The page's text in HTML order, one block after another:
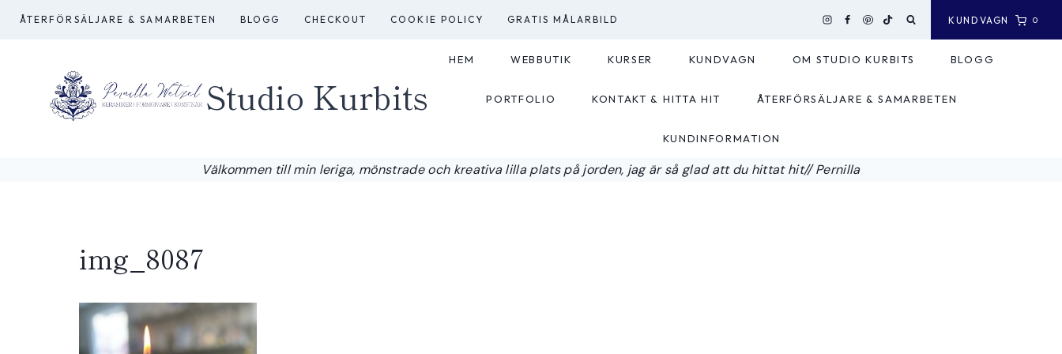
Skip
ÅTERFÖRSÄLJARE & SAMARBETEN BLOGG CHECKOUT COOKIE POLICY GRATIS MÅLARBILD KUNDVAGN 0
Studio Kurbits
HEM WEBBUTIK KURSER KUNDVAGN OM STUDIO KURBITS BLOGG
PORTFOLIO KONTAKT & HITTA HIT ÅTERFÖRSÄLJARE & SAMARBETEN
KUNDINFORMATION
Välkommen till min leriga, mönstrade och kreativa lilla plats på jorden, jag är så glad att du hittat hit// Pernilla
img_8087